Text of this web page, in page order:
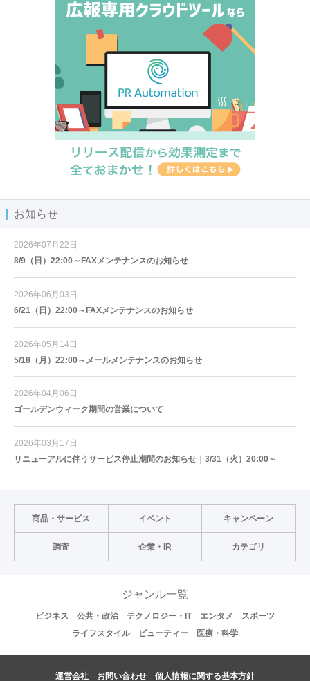
お知らせ
2026年07月22日
8/9（日）22:00～FAXメンテナンスのお知らせ
2026年06月03日
6/21（日）22:00～FAXメンテナンスのお知らせ
2026年05月14日
5/18（月）22:00～メールメンテナンスのお知らせ
2026年04月06日
ゴールデンウィーク期間の営業について
2026年03月17日
リニューアルに伴うサービス停止期間のお知らせ｜3/31（火）20:00～
商品・サービス イベント キャンペーン
調査 企業・IR カテゴリ
ジャンル一覧
ビジネス 公共・政治 テクノロジー・IT エンタメ
スポーツ
ライフスタイル
ビューティー 医療・科学
運営会社 お問い合わせ 個人情報に関する基本方針